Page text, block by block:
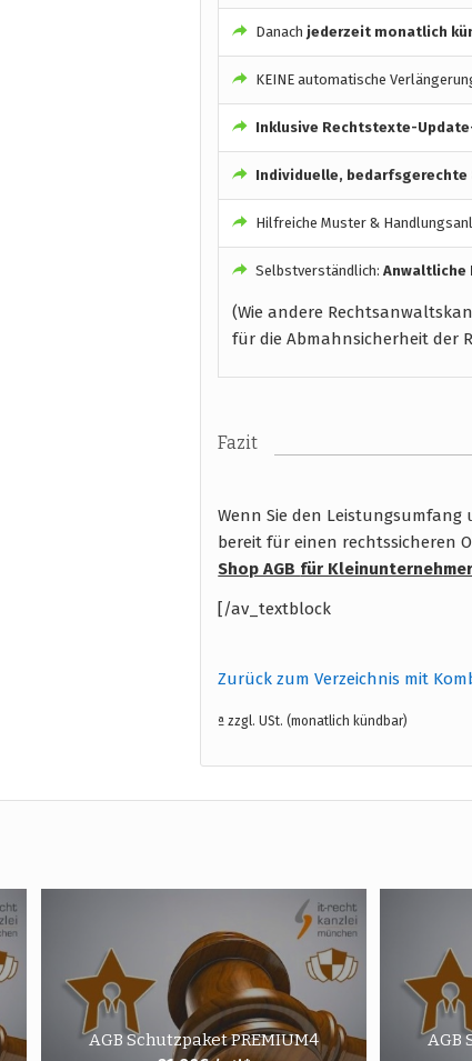
Danach jederzeit monatlich
KEINE automatische
Inklusive Rechtstexte-
Individuelle,
Hilfreiche Muster &
Selbstverständlich: Anwaltliche
(Wie andere
für die Abmahnsicherheit der
Fazit
Wenn Sie den Leistungsumfang
bereit für einen rechtssicheren
Shop AGB für
[/av_textblock
Zurück zum Verzeichnis mit
ª zzgl. USt. (monatlich kündbar)
AGB Schutzpaket PREMIUM4
AGB